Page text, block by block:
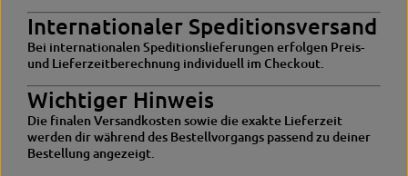
Internationaler Speditionsversand
Bei internationalen Speditionslieferungen erfolgen Preis-
und Lieferzeitberechnung individuell im Checkout.
Wichtiger Hinweis
Die finalen Versandkosten sowie die exakte Lieferzeit
werden dir während des Bestellvorgangs passend zu deiner
Bestellung angezeigt.